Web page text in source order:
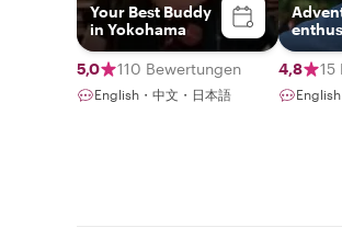
Your Best Buddy
in Yokohama
5,0 110 Bewertungen
English・中文・日本語
4,8 15
English